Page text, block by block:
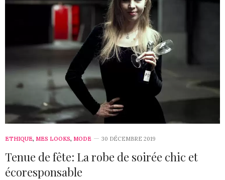
ETHIQUE, MES LOOKS, MODE 30 DÉCEMBRE 2019
Tenue de fête: La robe de soirée chic et
écoresponsable